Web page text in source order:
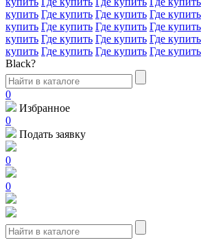
купить Где купить Где купить Где купить
купить Где купить Где купить Где купить
купить Где купить Где купить Где купить
купить Где купить Где купить Где купить
Black?
0
Избранное
0
Подать заявку
0
0